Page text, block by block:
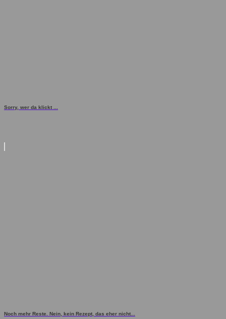
Sorry, wer da klickt ...
Noch mehr Reste. Nein, kein Rezept, das eher nicht...